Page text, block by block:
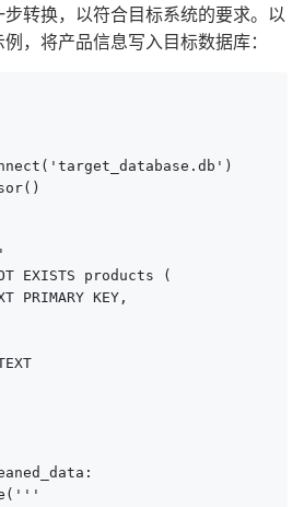
转换，以符合目标系统的要求。以
，将产品信息写入目标数据库：
EXISTS products (
PRIMARY KEY,